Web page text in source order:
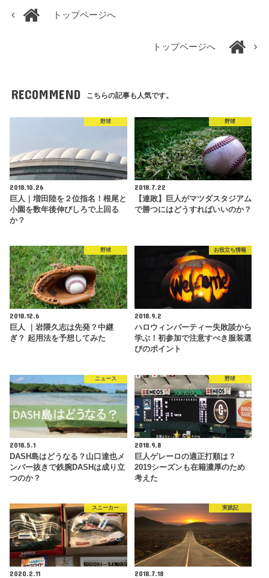
トップページへ
トップページへ
RECOMMEND こちらの記事も人気です。
野球
2018.10.26
巨人｜増田陸を２位指名！根尾と
小園を数年後伸びしろで上回る
か？
野球
2018.7.22
【連敗】巨人がマツダスタジアム
で勝つにはどうすればいいのか？
野球
2018.12.6
巨人 ｜岩隈久志は先発？中継
ぎ？ 起用法を予想してみた
お役立ち情報
2018.9.2
ハロウィンパーティー失敗談から
学ぶ！初参加で注意すべき服装選
びのポイント
ニュース
2018.5.1
DASH島はどうなる？山口達也メ
ンバー抜きで鉄腕DASHは成り立
つのか？
野球
2018.9.8
巨人ゲレーロの適正打順は？
2019シーズンも在籍濃厚のため
考えた
スニーカー
2020.2.11
実践記
2018.7.18